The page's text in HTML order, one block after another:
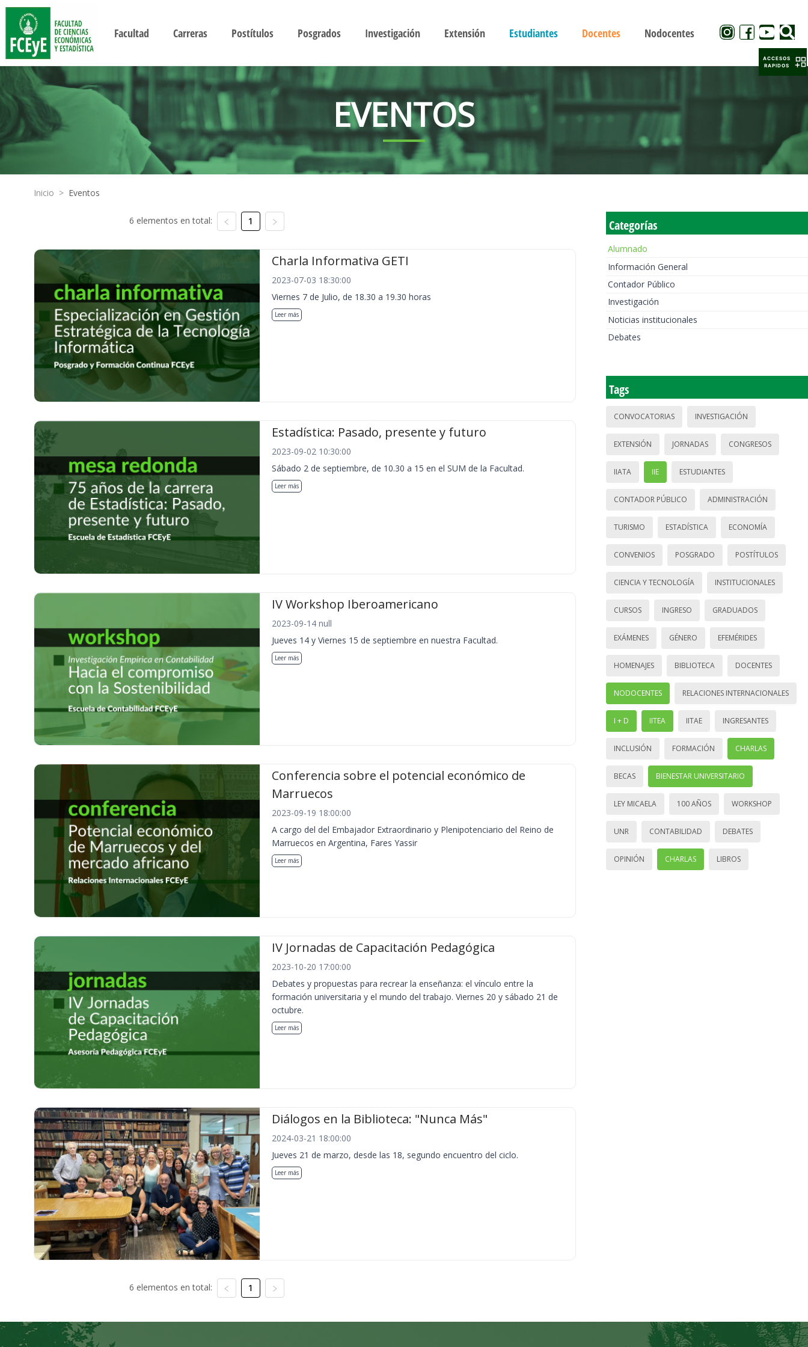
Facultad Carreras Postítulos Posgrados Investigación Extensión Estudiantes Docentes Nodocentes
EVENTOS
Inicio > Eventos
6 elementos en total: 1
Charla Informativa GETI
2023-07-03 18:30:00
Viernes 7 de Julio, de 18.30 a 19.30 horas
Leer más
Estadística: Pasado, presente y futuro
2023-09-02 10:30:00
Sábado 2 de septiembre, de 10.30 a 15 en el SUM de la Facultad.
Leer más
IV Workshop Iberoamericano
2023-09-14 null
Jueves 14 y Viernes 15 de septiembre en nuestra Facultad.
Leer más
Conferencia sobre el potencial económico de
Marruecos
2023-09-19 18:00:00
A cargo del del Embajador Extraordinario y Plenipotenciario del Reino de
Marruecos en Argentina, Fares Yassir
Leer más
IV Jornadas de Capacitación Pedagógica
2023-10-20 17:00:00
Debates y propuestas para recrear la enseñanza: el vínculo entre la
formación universitaria y el mundo del trabajo. Viernes 20 y sábado 21 de
octubre.
Leer más
Diálogos en la Biblioteca: "Nunca Más"
2024-03-21 18:00:00
Jueves 21 de marzo, desde las 18, segundo encuentro del ciclo.
Leer más
6 elementos en total: 1
Categorías
Alumnado
Información General
Contador Público
Investigación
Noticias institucionales
Debates
Tags
CONVOCATORIAS INVESTIGACIÓN
EXTENSIÓN JORNADAS CONGRESOS
IIATA IIE ESTUDIANTES
CONTADOR PÚBLICO ADMINISTRACIÓN
TURISMO ESTADÍSTICA ECONOMÍA
CONVENIOS POSGRADO POSTÍTULOS
CIENCIA Y TECNOLOGÍA INSTITUCIONALES
CURSOS INGRESO GRADUADOS
EXÁMENES GÉNERO EFEMÉRIDES
HOMENAJES BIBLIOTECA DOCENTES
NODOCENTES RELACIONES INTERNACIONALES
I + D IITEA IITAE INGRESANTES
INCLUSIÓN FORMACIÓN CHARLAS
BECAS BIENESTAR UNIVERSITARIO
LEY MICAELA 100 AÑOS WORKSHOP
UNR CONTABILIDAD DEBATES
OPINIÓN CHARLAS LIBROS
ACCESOS
RAPIDOS